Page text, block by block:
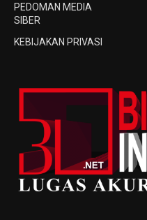
PEDOMAN MEDIA
SIBER
KEBIJAKAN PRIVASI